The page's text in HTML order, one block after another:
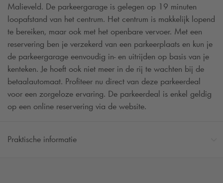
Malieveld. De parkeergarage is gelegen op 19 minuten
loopafstand van het centrum. Het centrum is makkelijk lopend
te bereiken, maar ook met het openbare vervoer. Met een
reservering ben je verzekerd van een parkeerplaats en kun je
de parkeergarage eenvoudig in- en uitrijden op basis van je
kenteken. Je hoeft ook niet meer in de rij te wachten bij de
betaalautomaat. Profiteer nu direct van deze parkeerdeal
voor een zorgeloze ervaring. De parkeerdeal is enkel geldig
op een online reservering via de website.
Praktische informatie